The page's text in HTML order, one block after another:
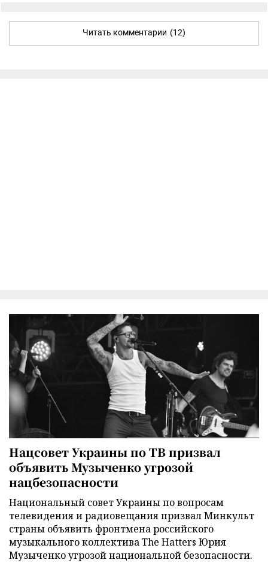
Читать комментарии (12)
Нацсовет Украины по ТВ призвал
объявить Музыченко угрозой
нацбезопасности
Национальный совет Украины по вопросам
телевидения и радиовещания призвал Минкульт
страны объявить фронтмена российского
музыкального коллектива The Hatters Юрия
Музыченко угрозой национальной безопасности.